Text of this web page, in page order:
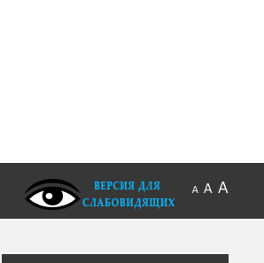
A A A